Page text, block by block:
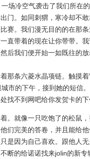
冷空气袭击了我们所在的
门。如同刺猬，寒冷却不
赛。我们漫无目的的在那
直带着的现在让你带带。
后我们便开始一如既往的
条六菱水晶项链。触摸着
市的下午，接到她的短信
不到网吧给你发贺卡的下
就像一只吃饱了的松鼠，
们完美的答卷，并且能给
是因为自己喜欢。跟他人
断的给诺诺找来jolin的新